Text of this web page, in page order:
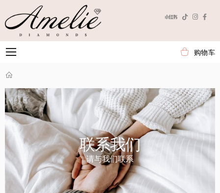
Toggle mobile menu 购物车
联系我们
请与我们联系